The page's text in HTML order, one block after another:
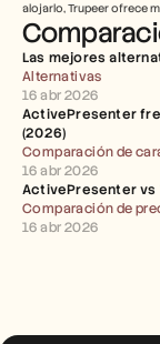
alojarlo, Trupeer ofrece
Las mejores
Alternativas
16 abr 2026
ActivePresenter
(2026)
Comparación de
16 abr 2026
ActivePresenter vs
Comparación de
16 abr 2026